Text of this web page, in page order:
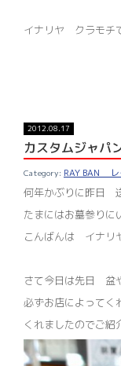
イナリヤ クラモチ
2012.08.17
RAY BAN レ
カスタムジャ
何年かぶりに昨日
たまにはお墓参りに
こんばんは イナリ
さて今日は先日 盆
必ずお店によってく
くれましたのでご紹